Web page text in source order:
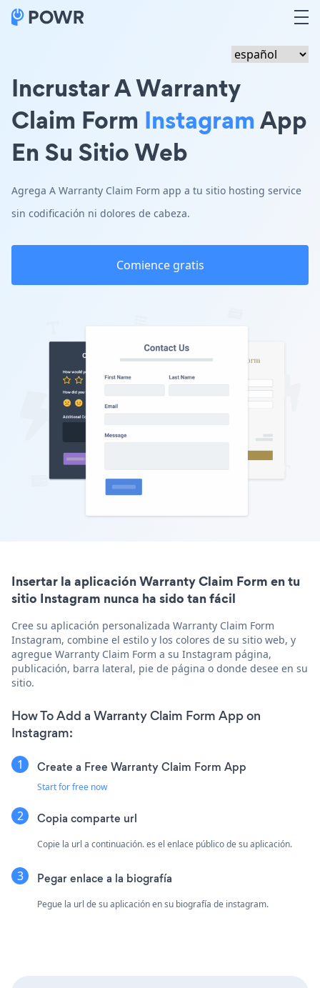
Incrustar A Warranty
Claim Form InstagramApp
En Su Sitio Web
Agrega A Warranty Claim Form app a tu sitio hosting service
sin codificación ni dolores de cabeza.
Comience gratis
Insertar la aplicación Warranty Claim Form en tu
sitio Instagram nunca ha sido tan fácil
Cree su aplicación personalizada Warranty Claim Form
Instagram, combine el estilo y los colores de su sitio web, y
agregue Warranty Claim Form a su Instagram página,
publicación, barra lateral, pie de página o donde desee en su
sitio.
How To Add a Warranty Claim Form App on
Instagram:
Create a Free Warranty Claim Form App
Start for free now
Copia comparte url
Copie la url a continuación. es el enlace público de su aplicación.
Pegar enlace a la biografía
Pegue la url de su aplicación en su biografía de instagram.